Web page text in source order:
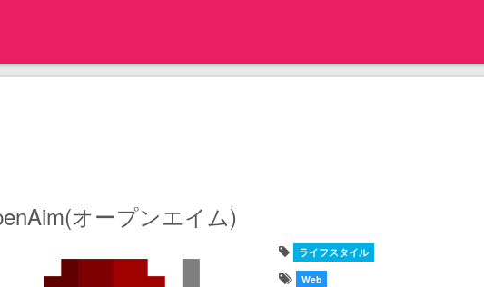
オープンエイム)
ライフスタイル
Web